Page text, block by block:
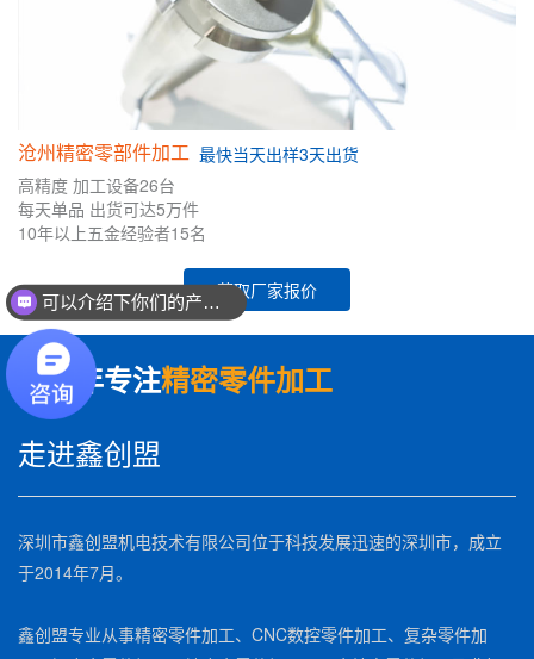
沧州精密零部件加工 最快当天出样3天出货
高精度 加工设备26台
每天单品 出货可达5万件
10年以上五金经验者15名
获取厂家报价
数十年专注精密零件加工
走进鑫创盟
深圳市鑫创盟机电技术有限公司位于科技发展迅速的深圳市，成立
于2014年7月。
鑫创盟专业从事精密零件加工、CNC数控零件加工、复杂零件加
可以介绍下你们的产品么？